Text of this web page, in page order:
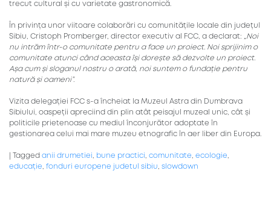
trecut cultural și cu varietate gastronomică.
În privința unor viitoare colaborări cu comunitățile locale din județul
Sibiu, Cristoph Promberger, director executiv al FCC, a declarat: „Noi
nu intrăm într-o comunitate pentru a face un proiect. Noi sprijinim o
comunitate atunci când aceasta își dorește să dezvolte un proiect.
Așa cum și sloganul nostru o arată, noi suntem o fundație pentru
natură și oameni”.
Vizita delegației FCC s-a încheiat la Muzeul Astra din Dumbrava
Sibiului, oaspeții apreciind din plin atât peisajul muzeal unic, cât și
politicile prietenoase cu mediul înconjurător adoptate în
gestionarea celui mai mare muzeu etnografic în aer liber din Europa.
Tagged anii drumetiei , bune practici , comunitate, ecologie,
educație, fonduri europene judetul sibiu, slowdown